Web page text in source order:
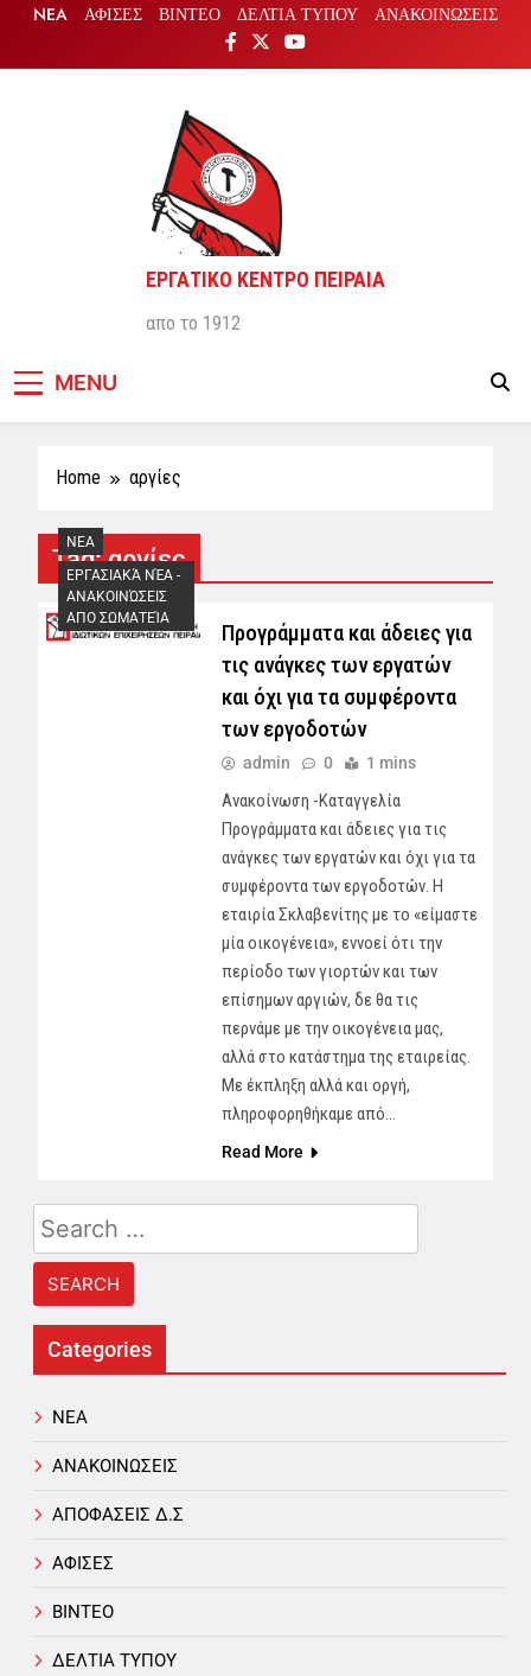
content
NEA ΑΦΙΣΕΣ ΒΙΝΤΕΟ ΔΕΛΤΙΑ ΤΥΠΟΥ ΑΝΑΚΟΙΝΩΣΕΙΣ
ΕΡΓΑΤΙΚΟ ΚΕΝΤΡΟ ΠΕΙΡΑΙΑ
απο το 1912
MENU
Home αργίες
Tag:αργίες
NEA
ΕΡΓΑΣΙΑΚΆ ΝΈΑ -
AΝΑΚΟΙΝΏΣΕΙΣ
ΑΠΟ ΣΩΜΑΤΕΊΑ
Προγράμματα και άδειες για
τις ανάγκες των εργατών
και όχι για τα συμφέροντα
των εργοδοτών
admin 0 1 mins
Ανακοίνωση -Καταγγελία
Προγράμματα και άδειες για τις
ανάγκες των εργατών και όχι για τα
συμφέροντα των εργοδοτών. Η
εταιρία Σκλαβενίτης με το «είμαστε
μία οικογένεια», εννοεί ότι την
περίοδο των γιορτών και των
επίσημων αργιών, δε θα τις
περνάμε με την οικογένεια μας,
αλλά στο κατάστημα της εταιρείας.
Με έκπληξη αλλά και οργή,
πληροφορηθήκαμε από…
Read More
Search
for:
Categories
NEA
ΑΝΑΚΟΙΝΩΣΕΙΣ
ΑΠΟΦΑΣΕΙΣ Δ.Σ
ΑΦΙΣΕΣ
ΒΙΝΤΕΟ
ΔΕΛΤΙΑ ΤΥΠΟΥ